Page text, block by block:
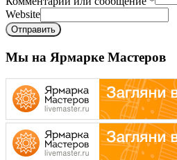
Website
Отправить
Мы на Ярмарке Мастеров